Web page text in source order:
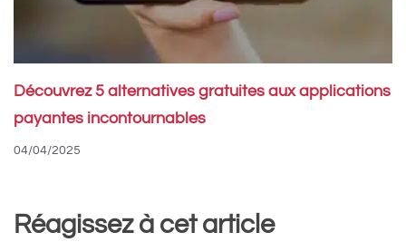
Découvrez 5 alternatives gratuites aux applications
payantes incontournables
04/04/2025
Réagissez à cet article